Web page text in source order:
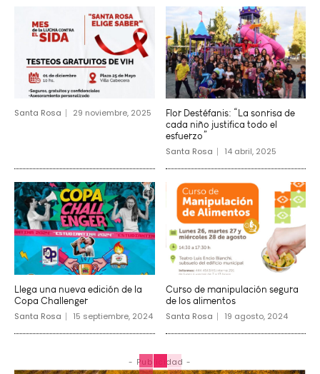
Santa Rosa 29 noviembre, 2025
Flor Destéfanis: “La sonrisa de
cada niño justifica todo el
esfuerzo”
Santa Rosa 14 abril, 2025
Llega una nueva edición de la
Copa Challenger
Santa Rosa 15 septiembre, 2024
Curso de manipulación segura
de los alimentos
Santa Rosa 19 agosto, 2024
- Publicidad -